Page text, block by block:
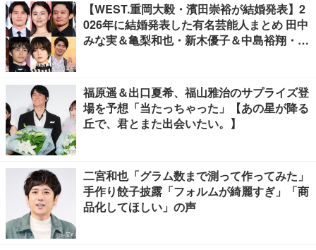
【WEST.重岡大毅・濱田崇裕が結婚発表】2
026年に結婚発表した有名芸能人まとめ 田中
みな実＆亀梨和也・新木優子＆中島裕翔・川
福原遥＆出口夏希、福山雅治のサプライズ登
場を予想「当たっちゃった」【あの星が降る
丘で、君とまた出会いたい。】
二宮和也「グラム数まで測って作ってみた」
手作り餃子披露「フォルムが綺麗すぎ」「商
品化してほしい」の声